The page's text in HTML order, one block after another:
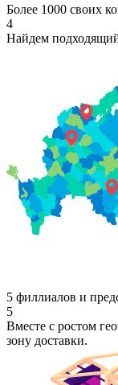
Более 1000 своих
4
Найдем
5 филлиалов и
5
Вместе с ростом
зону доставки.